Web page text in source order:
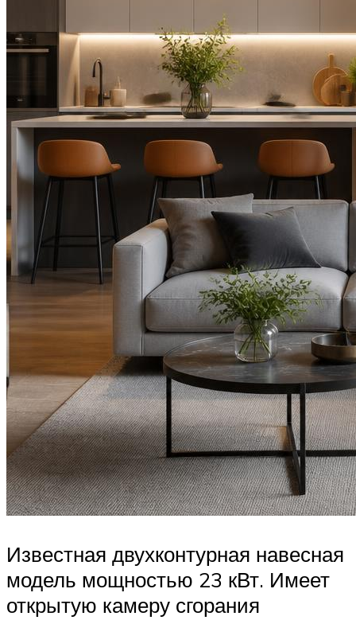
Известная двухконтурная навесная
модель мощностью 23 кВт. Имеет
открытую камеру сгорания